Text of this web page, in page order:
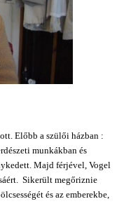
Előbb a szülői házban :
munkákban és
Majd férjével, Vogel
Sikerült megőriznie
és az emberekbe,